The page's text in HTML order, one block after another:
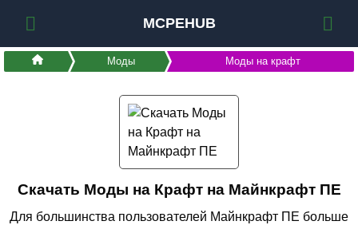
MCPEHUB
Моды Моды на крафт
Скачать Моды на Крафт на Майнкрафт ПЕ
Для большинства пользователей Майнкрафт ПЕ больше